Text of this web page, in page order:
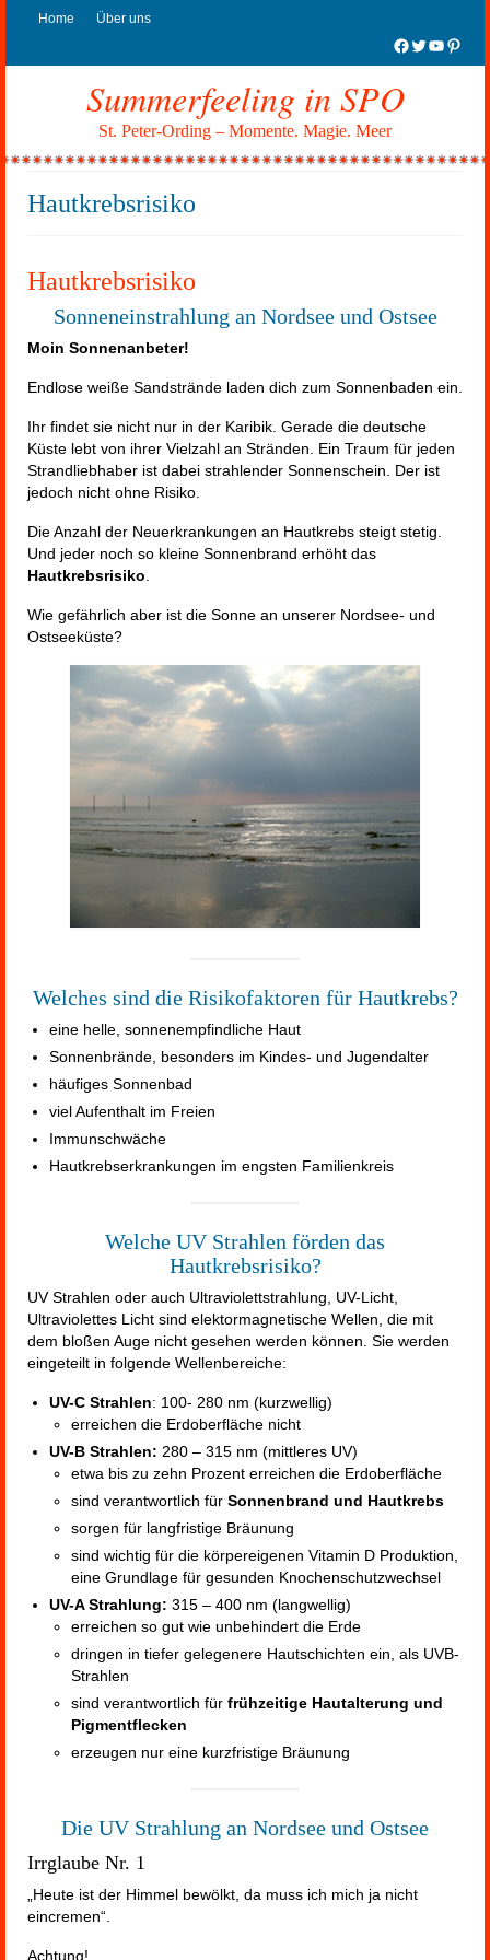
Home Über uns
Facebook
Twitter
Summerfeeling in SPO
St. Peter-Ording – Momente. Magie. Meer
Hautkrebsrisiko
Hautkrebsrisiko
Sonneneinstrahlung an Nordsee und Ostsee
Moin Sonnenanbeter!
Endlose weiße Sandstrände laden dich zum Sonnenbaden ein.
Ihr findet sie nicht nur in der Karibik. Gerade die deutsche
Küste lebt von ihrer Vielzahl an Stränden. Ein Traum für jeden
Strandliebhaber ist dabei strahlender Sonnenschein. Der ist
jedoch nicht ohne Risiko.
Die Anzahl der Neuerkrankungen an Hautkrebs steigt stetig.
Und jeder noch so kleine Sonnenbrand erhöht das
Hautkrebsrisiko
Wie gefährlich aber ist die Sonne an unserer Nordsee- und
Ostseeküste?
Welches sind die Risikofaktoren für Hautkrebs?
eine helle, sonnenempfindliche Haut
Sonnenbrände, besonders im Kindes- und Jugendalter
häufiges Sonnenbad
viel Aufenthalt im Freien
Immunschwäche
Hautkrebserkrankungen im engsten Familienkreis
Welche UV Strahlen förden das
Hautkrebsrisiko?
UV Strahlen oder auch Ultraviolettstrahlung, UV-Licht,
Ultraviolettes Licht sind elektormagnetische Wellen, die mit
dem bloßen Auge nicht gesehen werden können. Sie werden
eingeteilt in folgende Wellenbereiche:
UV-C Strahlen: 100- 280 nm (kurzwellig)
erreichen die Erdoberfläche nicht
UV-B Strahlen: 280 – 315 nm (mittleres UV)
etwa bis zu zehn Prozent erreichen die Erdoberfläche
sind verantwortlich für Sonnenbrand und Hautkrebs
sorgen für langfristige Bräunung
sind wichtig für die körpereigenen Vitamin D Produktion,
eine Grundlage für gesunden Knochenschutzwechsel
UV-A Strahlung: 315 – 400 nm (langwellig)
erreichen so gut wie unbehindert die Erde
dringen in tiefer gelegenere Hautschichten ein, als UVB-
Strahlen
sind verantwortlich für frühzeitige Hautalterung und
Pigmentflecken
erzeugen nur eine kurzfristige Bräunung
Die UV Strahlung an Nordsee und Ostsee
Irrglaube Nr. 1
„Heute ist der Himmel bewölkt, da muss ich mich ja nicht
eincremen“.
Achtung!